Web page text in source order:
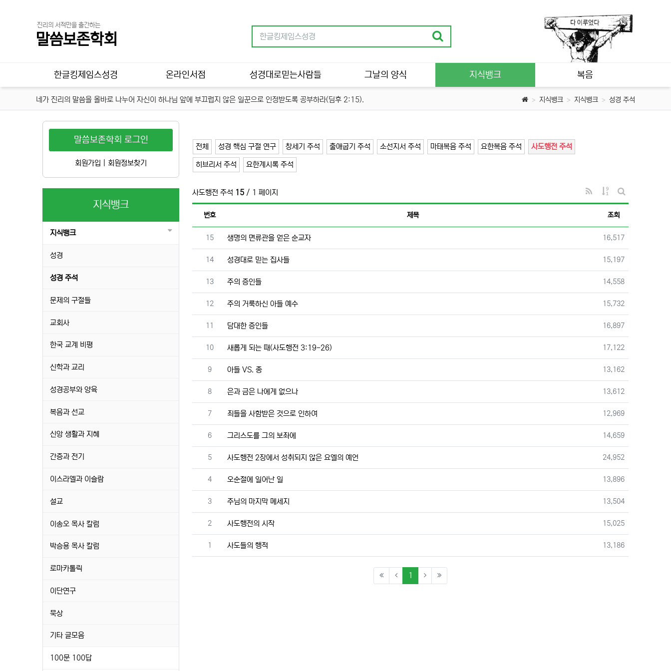
진리의 서적만을 출간하는
말씀보존학회
한글킹제임스성경 온라인서점 성경대로믿는사람들 그날의 양식 지식뱅크 복음
네가 진리의 말씀을 올바로 나누어 자신이 하나님 앞에 부끄럽지 않은 일꾼으로 인정받도록 공부하라(딤후 2:15). 지식뱅크 지식뱅크 성경 주석
전체 성경 핵심 구절 연구 창세기 주석 출애굽기 주석 소선지서 주석 마태복음 주석 요한복음 주석 사도행전 주석
히브리서 주석 요한계시록 주석
사도행전 주석 15 / 1 페이지 RSS
게시물 정렬
게시판 검색
번호
제목 조회
번호
15 생명의 면류관을 얻은 순교자 조회
16,517
번호
14 성경대로 믿는 집사들 조회
15,197
번호
13 주의 증인들 조회
14,558
번호
12 주의 거룩하신 아들 예수 조회
15,732
번호
11 담대한 증인들 조회
16,897
번호
10 새롭게 되는 때(사도행전 3:19-26) 조회
17,122
번호
9 아들 VS. 종 조회
13,162
번호
8 은과 금은 나에게 없으나 조회
13,612
번호
7 죄들을 사함받은 것으로 인하여 조회
12,969
번호
6 그리스도를 그의 보좌에 조회
14,659
번호
5 사도행전 2장에서 성취되지 않은 요엘의 예언 조회
24,952
번호
4 오순절에 일어난 일 조회
13,896
번호
3 주님의 마지막 메세지 조회
13,504
번호
2 사도행전의 시작 조회
15,025
번호
1 사도들의 행적 조회
13,186
1 (current)
말씀보존학회 로그인
회원가입 회원정보찾기
지식뱅크
지식뱅크
성경
성경 주석
문제의 구절들
교회사
한국 교계 비평
신학과 교리
성경공부와 양육
복음과 선교
신앙 생활과 지혜
간증과 전기
이스라엘과 이슬람
설교
이송오 목사 칼럼
박승용 목사 칼럼
로마카톨릭
이단연구
묵상
기타 글모음
100문 100답